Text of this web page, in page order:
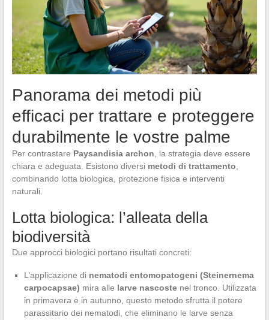
Panorama dei metodi più
efficaci per trattare e proteggere
durabilmente le vostre palme
Per contrastare Paysandisia archon , la strategia deve essere
chiara e adeguata. Esistono diversi metodi di trattamento
combinando lotta biologica, protezione fisica e interventi
naturali.
Lotta biologica: l’alleata della
biodiversità
Due approcci biologici portano risultati concreti:
L’applicazione di nematodi entomopatogeni (Steinernema
carpocapsae) mira alle larve nascostenel tronco. Utilizzata
in primavera e in autunno, questo metodo sfrutta il potere
parassitario dei nematodi, che eliminano le larve senza